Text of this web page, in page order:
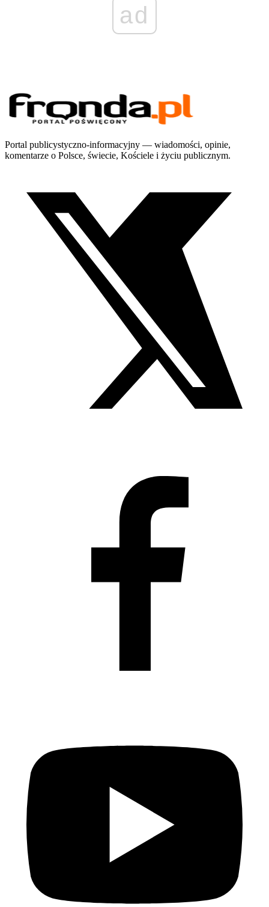
ad
Portal publicystyczno-informacyjny — wiadomości, opinie,
komentarze o Polsce, świecie, Kościele i życiu publicznym.